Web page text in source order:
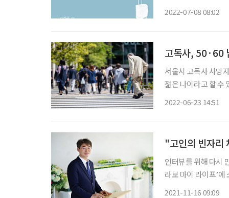
2022-07-08 08:02
고독사, 50·60
서울시 고독사 사망
젊은 나이라고 할 수
2022-06-23 14:51
"고인의 빈자리
인터뷰를 위해 다시
라보 마이 라이프’
2021-11-16 09:09